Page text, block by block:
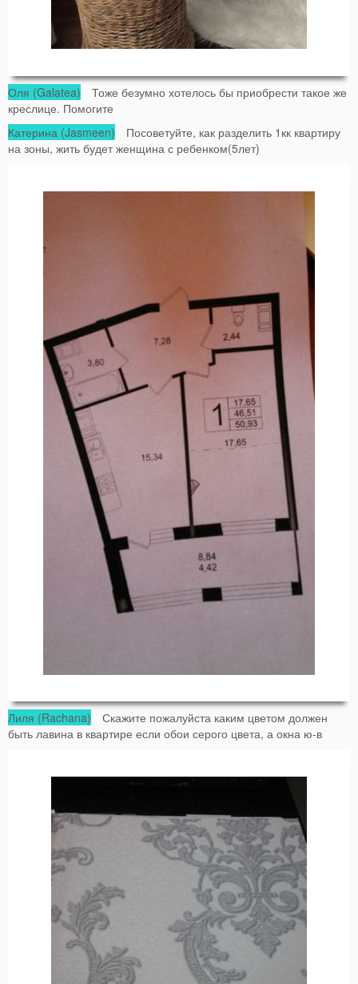
Оля (Galatea) Тоже безумно хотелось бы приобрести такое же
креслице. Помогите
Катерина (Jasmeen) Посоветуйте, как разделить 1кк квартиру
на зоны, жить будет женщина с ребенком(5лет)
Лиля (Rachana) Скажите пожалуйста каким цветом должен
быть лавина в квартире если обои серого цвета, а окна ю-в